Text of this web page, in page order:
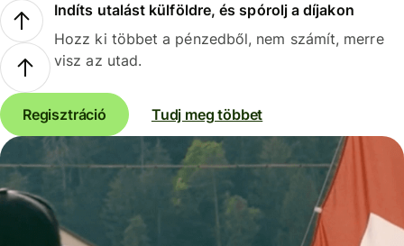
Indíts utalást külföldre, és spórolj a díjakon
Hozz ki többet a pénzedből, nem számít, merre
visz az utad.
Regisztráció Tudj meg többet